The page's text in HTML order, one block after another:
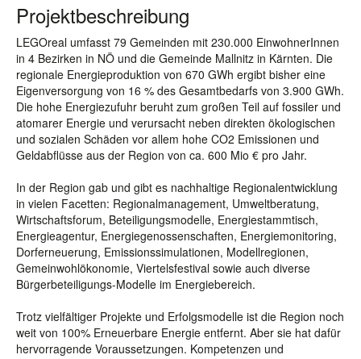
Projektbeschreibung
LEGOreal umfasst 79 Gemeinden mit 230.000 EinwohnerInnen
in 4 Bezirken in NÖ und die Gemeinde Mallnitz in Kärnten. Die
regionale Energieproduktion von 670 GWh ergibt bisher eine
Eigenversorgung von 16 % des Gesamtbedarfs von 3.900 GWh.
Die hohe Energiezufuhr beruht zum großen Teil auf fossiler und
atomarer Energie und verursacht neben direkten ökologischen
und sozialen Schäden vor allem hohe CO2 Emissionen und
Geldabflüsse aus der Region von ca. 600 Mio € pro Jahr.
In der Region gab und gibt es nachhaltige Regionalentwicklung
in vielen Facetten: Regionalmanagement, Umweltberatung,
Wirtschaftsforum, Beteiligungsmodelle, Energiestammtisch,
Energieagentur, Energiegenossenschaften, Energiemonitoring,
Dorferneuerung, Emissionssimulationen, Modellregionen,
Gemeinwohlökonomie, Viertelsfestival sowie auch diverse
Bürgerbeteiligungs-Modelle im Energiebereich.
Trotz vielfältiger Projekte und Erfolgsmodelle ist die Region noch
weit von 100% Erneuerbare Energie entfernt. Aber sie hat dafür
hervorragende Voraussetzungen. Kompetenzen und